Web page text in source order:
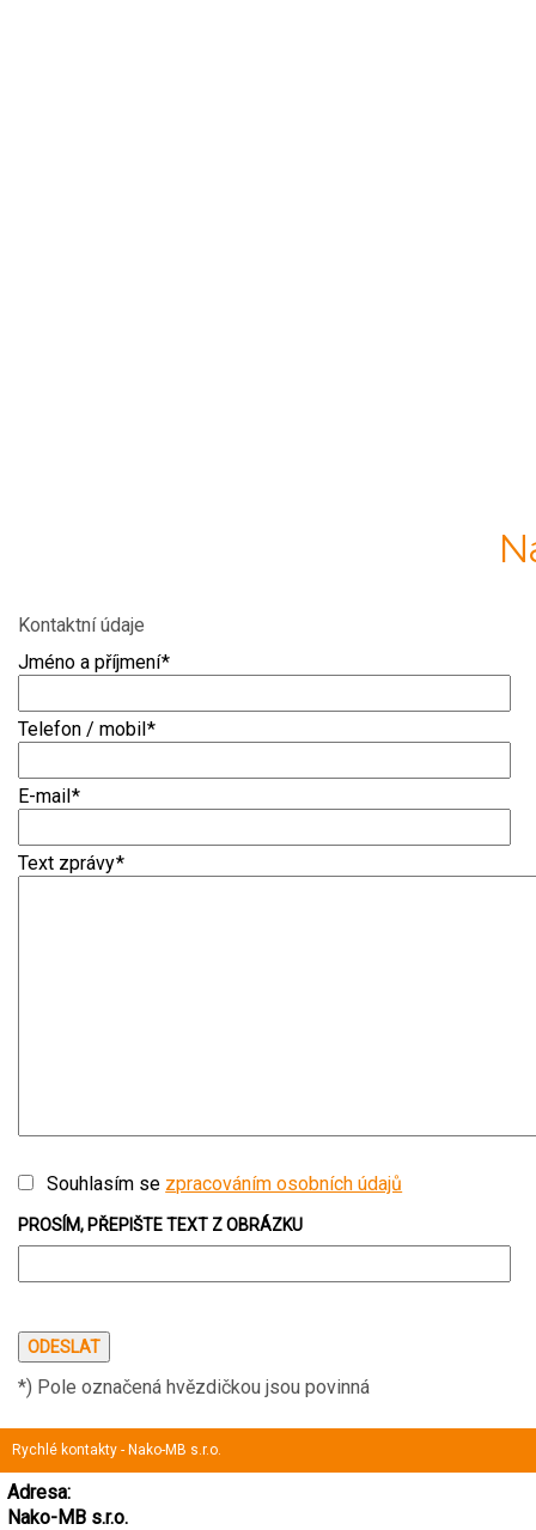
Kontaktní údaje
Jméno a příjmení*
Telefon / mobil*
E-mail*
Text zprávy*
Souhlasím se zpracováním osobních údajů
PROSÍM, PŘEPIŠTE TEXT Z OBRÁZKU
*) Pole označená hvězdičkou jsou povinná
Rychlé kontakty - Nako-MB s.r.o.
Adresa:
Nako-MB s.r.o.